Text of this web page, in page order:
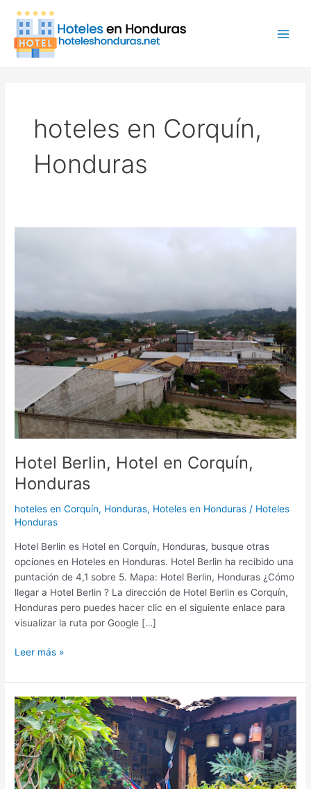
contenido
hoteles en Corquín,
Honduras
Hotel Berlin, Hotel en Corquín,
Honduras
hoteles en Corquín, Honduras, Hoteles en Honduras / Hoteles
Honduras
Hotel Berlin es Hotel en Corquín, Honduras, busque otras
opciones en Hoteles en Honduras. Hotel Berlin ha recibido una
puntación de 4,1 sobre 5. Mapa: Hotel Berlin, Honduras ¿Cómo
llegar a Hotel Berlin ? La dirección de Hotel Berlin es Corquín,
Honduras pero puedes hacer clic en el siguiente enlace para
visualizar la ruta por Google […]
Honduras
Leer más »
HOTEL
POSADA
DOÑA
BLANCA,
hotel
en